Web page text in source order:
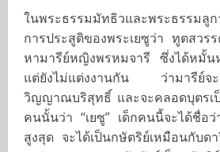
พระเยซูอายุ 33 ปี เดือนที่ 1 - 3
พระเยซูอายุ 33 ปี เดือนที่ 4
พระเยซูอายุ 33 ปี เดือนที่ 5
ในพระธรรมมัทธิวและพระธรรมลูก
การประสูติของพระเยซูว่า ทูตสวร
หามารีย์หญิงพรหมจารี ซึ่งได้หมั้นห
แต่ยังไม่แต่งงานกัน ว่ามารีย์จะ
วิญญาณบริสุทธิ์ และจะคลอดบุตรเ
คนนั้นว่า “เยซู” เด็กคนนี้จะได้ชื่อว่
สูงสุด จะได้เป็นกษัตริย์เหมือนกับด